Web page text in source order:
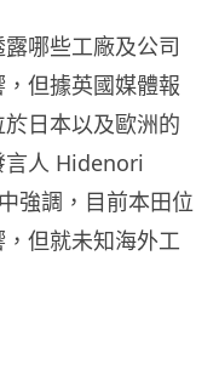
哪些工廠及公司
但據英國媒體報
日本以及歐洲的
言人 Hidenori
強調，目前本田位
但就未知海外工